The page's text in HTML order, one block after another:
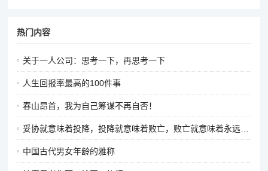
热门内容
关于一人公司：思考一下，再思考一下
人生回报率最高的100件事
春山昂首，我为自己筹谋不再自否！
妥协就意味着投降，投降就意味着败亡，败亡就意味着永远都不会再有明天。
中国古代男女年龄的雅称